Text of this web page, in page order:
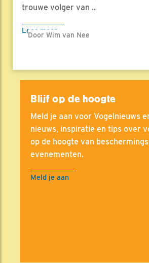
trouwe volger van ..
Lees meer
Door Wim van Nee
Blijf op de hoogte
Meld je aan voor Vogelnieuws
nieuws, inspiratie en tips over
op de hoogte van
evenementen.
Meld je aan